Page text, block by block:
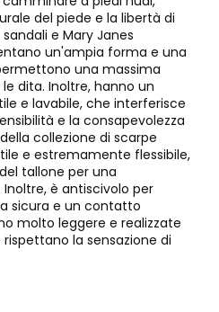
del piede e la libertà di
e Mary Janes
un'ampia forma e una
una massima
dita. Inoltre, hanno un
e lavabile, che interferisce
e la consapevolezza
collezione di scarpe
e estremamente flessibile,
tallone per una
è antiscivolo per
sicura e un contatto
molto leggere e realizzate
la sensazione di